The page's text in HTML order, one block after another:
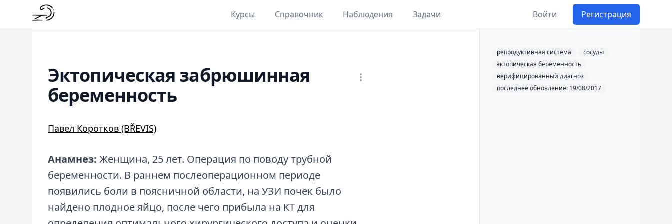
Курсы Справочник Наблюдения Задачи Войти Регистрация
Эктопическая забрюшинная
беременность
Павел Коротков (BŘEVIS)
Анамнез: Женщина, 25 лет. Операция по поводу трубной
беременности. В раннем послеоперационном периоде
появились боли в поясничной области, на УЗИ почек было
найдено плодное яйцо, после чего прибыла на КТ для
репродуктивная система
сосуды
эктопическая беременность
верифицированный диагноз
последнее обновление: 19/08/2017